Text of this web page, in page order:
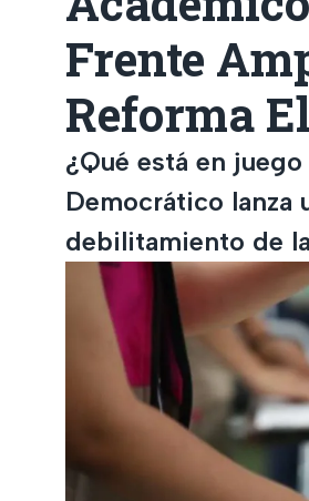
Frente
Reforma
¿Qué está en
Democrático lanza
debilitamiento de